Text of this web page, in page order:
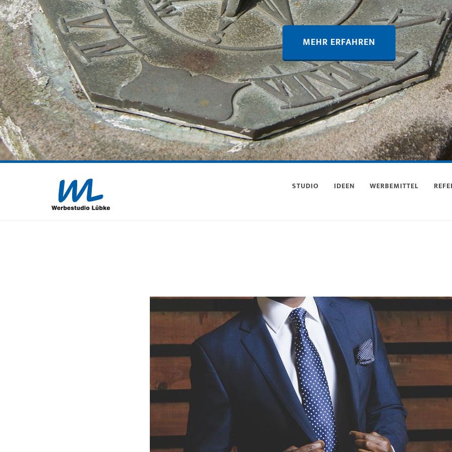
MEHR ERFAHREN
STUDIO IDEEN WERBEMITTEL